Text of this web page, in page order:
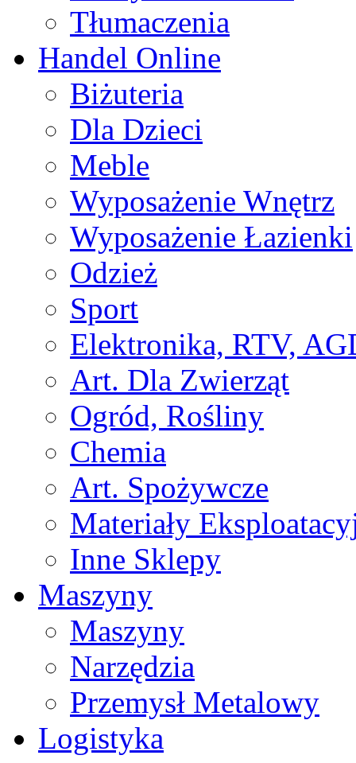
Tłumaczenia
Handel Online
Biżuteria
Dla Dzieci
Meble
Wyposażenie Wnętrz
Wyposażenie Łazienki
Odzież
Sport
Elektronika, RTV,
Art. Dla Zwierząt
Ogród, Rośliny
Chemia
Art. Spożywcze
Materiały
Inne Sklepy
Maszyny
Maszyny
Narzędzia
Przemysł Metalowy
Logistyka